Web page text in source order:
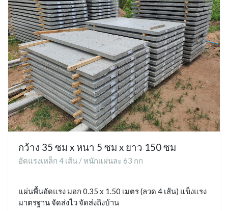
กว้าง 35 ซม x หนา 5 ซม x ยาว 150 ซม
อัดแรงเหล็ก 4 เส้น / หนักแผ่นละ 63 กก
แผ่นพื้นอัดแรง มอก 0.35 x 1.50 เมตร (ลวด 4 เส้น) แข็งแรง
มาตรฐาน จัดส่งไว จัดส่งถึงบ้าน